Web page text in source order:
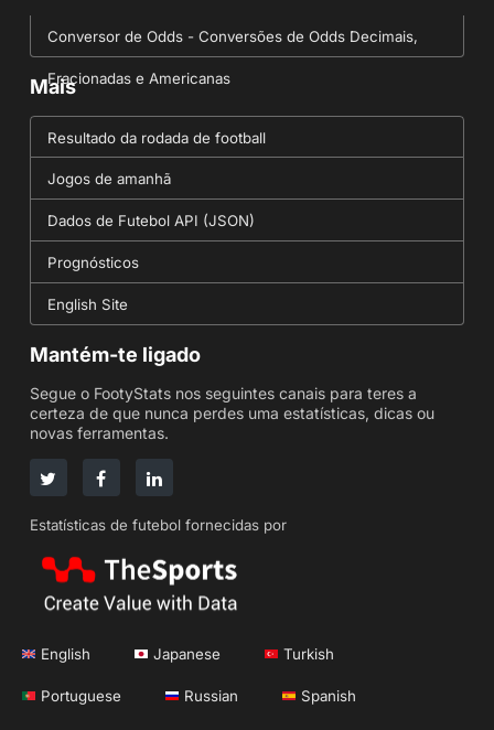
Conversor de Odds - Conversões de Odds Decimais,
Fracionadas e Americanas
Mais
Resultado da rodada de football
Jogos de amanhã
Dados de Futebol API (JSON)
Prognósticos
English Site
Mantém-te ligado
Segue o FootyStats nos seguintes canais para teres a
certeza de que nunca perdes uma estatísticas, dicas ou
novas ferramentas.
Estatísticas de futebol fornecidas por
English Japanese Turkish
Portuguese Russian Spanish